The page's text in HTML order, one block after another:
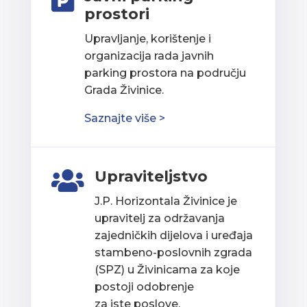
prostori
Upravljanje, korištenje i
organizacija rada javnih
parking prostora na području
Grada Živinice.
Saznajte više >
 Upraviteljstvo
J.P. Horizontala Živinice je
upravitelj za održavanja
zajedničkih dijelova i uređaja
stambeno-poslovnih zgrada
(SPZ) u Živinicama za koje
postoji odobrenje
za iste poslove.